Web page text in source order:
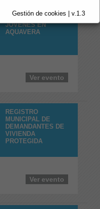
Gestión de cookies | v.1.3
JORNADA
CONVICENCIA
JÓVENES EN
AQUAVERA
Ver evento
REGISTRO
MUNICIPAL DE
DEMANDANTES DE
VIVIENDA
PROTEGIDA
Ver evento